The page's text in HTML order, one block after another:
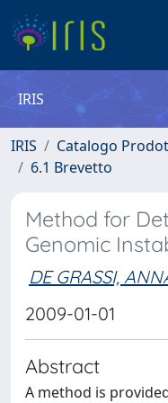
IRIS
IRIS Catalogo
6.1 Brevetto
Method for
Genomic
DE GRASSI,
2009-01-01
Abstract
A method is